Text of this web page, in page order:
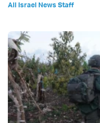
All Israel News Staff